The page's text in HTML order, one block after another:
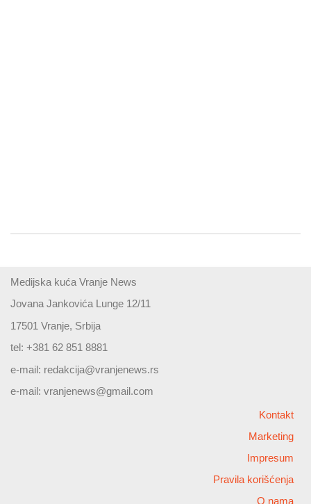
Medijska kuća Vranje News
Jovana Jankovića Lunge 12/11
17501 Vranje, Srbija
tel: +381 62 851 8881
e-mail: redakcija@vranjenews.rs
e-mail: vranjenews@gmail.com
Kontakt
Marketing
Impresum
Pravila korišćenja
O nama